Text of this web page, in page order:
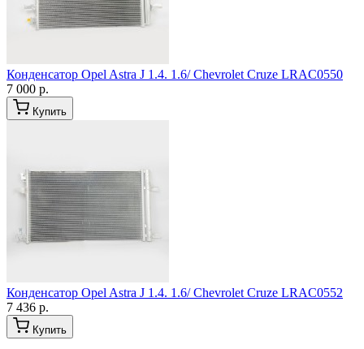
Конденсатор Opel Astra J 1.4. 1.6/ Chevrolet Cruze LRAC0550
7 000 р.
Купить
Конденсатор Opel Astra J 1.4. 1.6/ Chevrolet Cruze LRAC0552
7 436 р.
Купить